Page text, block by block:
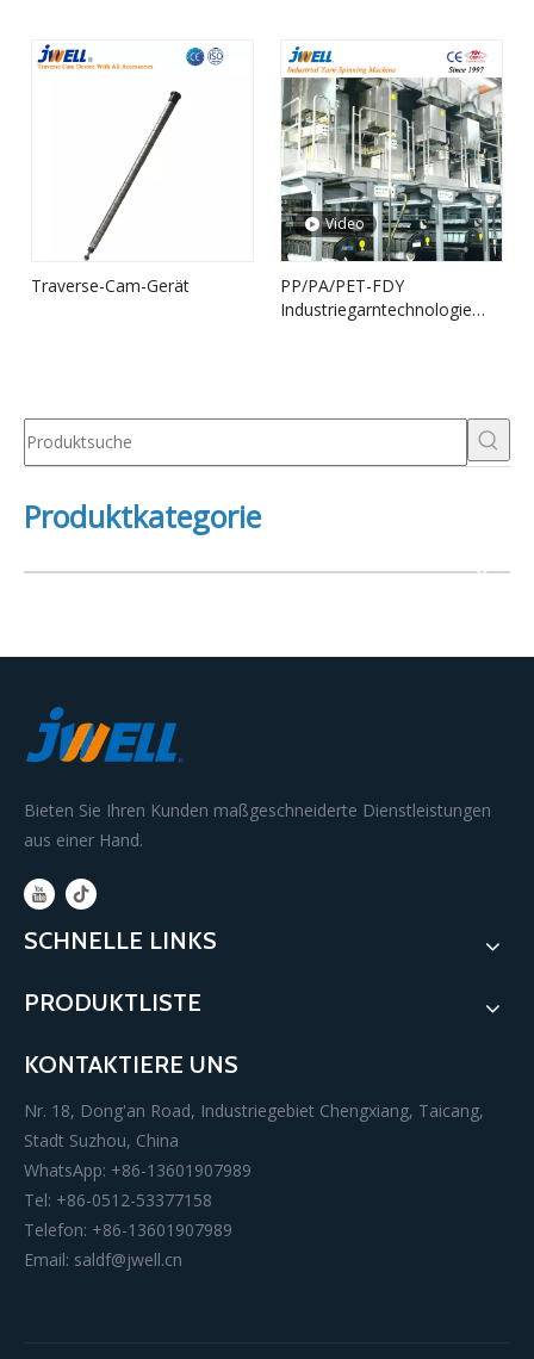
Traverse-Cam-Gerät
Video
PP/PA/PET-FDY
Industriegarntechnologie
Produktkategorie
Bieten Sie Ihren Kunden maßgeschneiderte Dienstleistungen
aus einer Hand.
SCHNELLE LINKS
PRODUKTLISTE
KONTAKTIERE UNS
Nr. 18, Dong'an Road, Industriegebiet Chengxiang, Taicang,
Stadt Suzhou, China
WhatsApp: +86-13601907989
Tel: +86-0512-53377158
Telefon: +86-13601907989
Email: saldf@jwell.cn